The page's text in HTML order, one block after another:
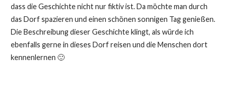
dass die Geschichte nicht nur fiktiv ist. Da möchte man durch
das Dorf spazieren und einen schönen sonnigen Tag genießen.
Die Beschreibung dieser Geschichte klingt, als würde ich
ebenfalls gerne in dieses Dorf reisen und die Menschen dort
kennenlernen 🙂